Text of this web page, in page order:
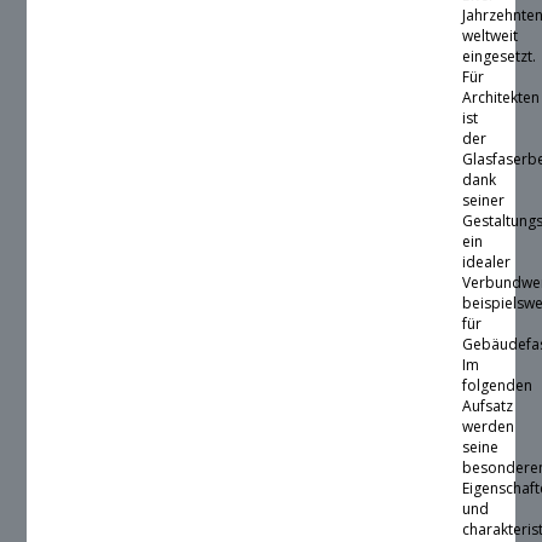
weltweit
eingesetzt.
Für
Architekten
ist
der
dank
seiner
ein
idealer
für
Im
folgenden
Aufsatz
werden
seine
und